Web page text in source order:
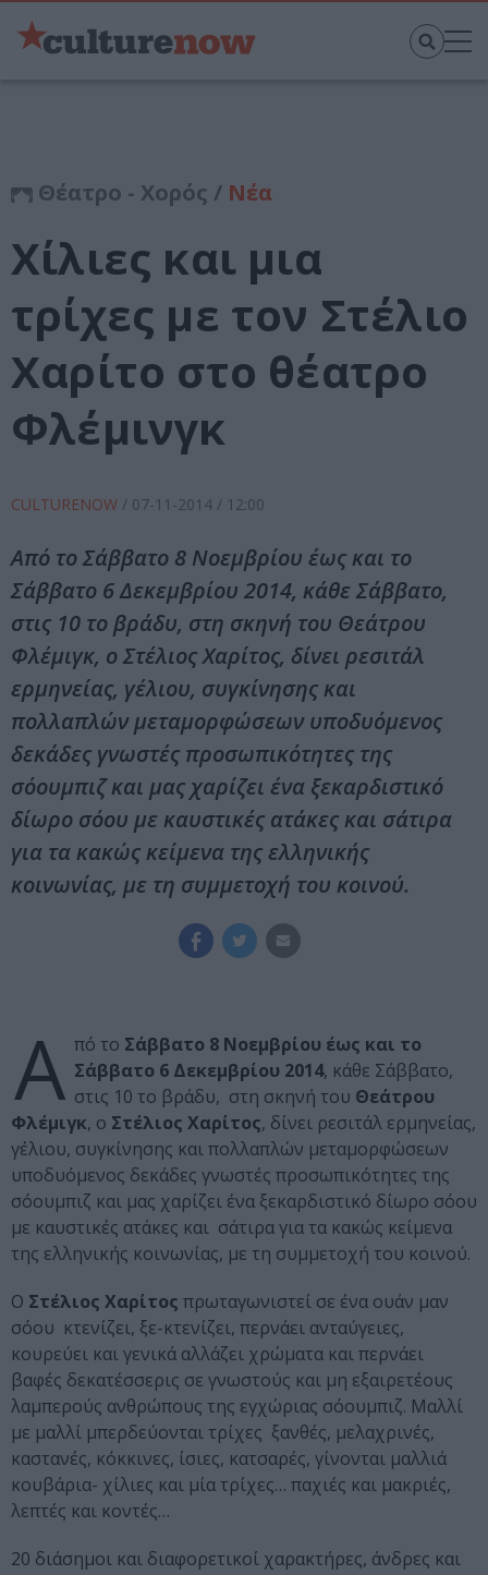
Θέατρο - Χορός / Νέα
Χίλιες και μια
τρίχες με τον Στέλιο
Χαρίτο στο θέατρο
Φλέμινγκ
CULTURENOW / 07-11-2014 / 12:00
Από το Σάββατο 8 Νοεμβρίου έως και το
Σάββατο 6 Δεκεμβρίου 2014, κάθε Σάββατο,
στις 10 το βράδυ, στη σκηνή του Θεάτρου
Φλέμιγκ, ο Στέλιος Χαρίτος, δίνει ρεσιτάλ
ερμηνείας, γέλιου, συγκίνησης και
πολλαπλών μεταμορφώσεων υποδυόμενος
δεκάδες γνωστές προσωπικότητες της
σόουμπιζ και μας χαρίζει ένα ξεκαρδιστικό
δίωρο σόου με καυστικές ατάκες και σάτιρα
για τα κακώς κείμενα της ελληνικής
κοινωνίας, με τη συμμετοχή του κοινού.
Α πό το Σάββατο 8 Νοεμβρίου έως και το
Σάββατο 6 Δεκεμβρίου 2014, κάθε Σάββατο,
στις 10 το βράδυ, στη σκηνή του Θεάτρου
Φλέμιγκ, ο Στέλιος Χαρίτος, δίνει ρεσιτάλ ερμηνείας,
γέλιου, συγκίνησης και πολλαπλών μεταμορφώσεων
υποδυόμενος δεκάδες γνωστές προσωπικότητες της
σόουμπιζ και μας χαρίζει ένα ξεκαρδιστικό δίωρο σόου
με καυστικές ατάκες και σάτιρα για τα κακώς κείμενα
της ελληνικής κοινωνίας, με τη συμμετοχή του κοινού.
Ο Στέλιος Χαρίτος πρωταγωνιστεί σε ένα ουάν μαν
σόου κτενίζει, ξε-κτενίζει, περνάει ανταύγειες,
κουρεύει και γενικά αλλάζει χρώματα και περνάει
βαφές δεκατέσσερις σε γνωστούς και μη εξαιρετέους
λαμπερούς ανθρώπους της εγχώριας σόουμπιζ. Μαλλί
με μαλλί μπερδεύονται τρίχες ξανθές, μελαχρινές,
καστανές, κόκκινες, ίσιες, κατσαρές, γίνονται μαλλιά
κουβάρια- χίλιες και μία τρίχες… παχιές και μακριές,
λεπτές και κοντές…
20 διάσημοι και διαφορετικοί χαρακτήρες, άνδρες και